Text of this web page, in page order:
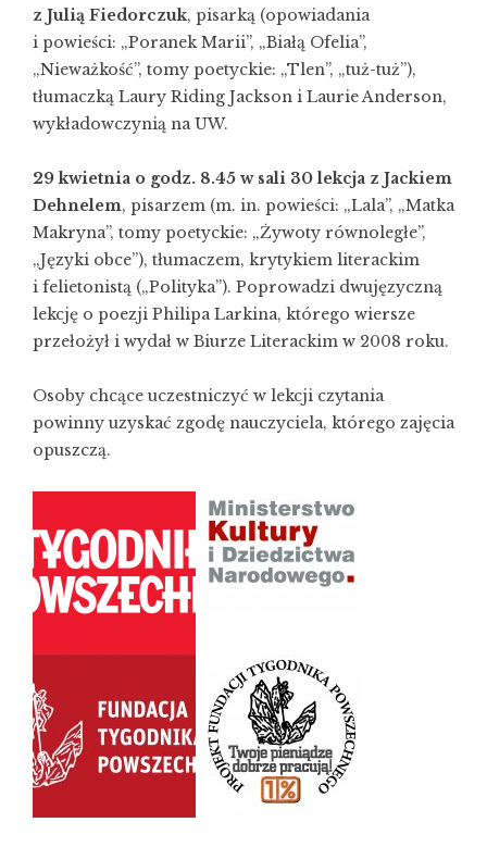
z Julią Fiedorczuk, pisarką (opowiadania
i powieści: „Poranek Marii”, „Białą Ofelia”,
„Nieważkość”, tomy poetyckie: „Tlen”, „tuż-tuż”),
tłumaczką Laury Riding Jackson i Laurie Anderson,
wykładowczynią na UW.
29 kwietnia o godz. 8.45 w sali 30 lekcja z Jackiem
Dehnelem, pisarzem (m. in. powieści: „Lala”, „Matka
Makryna”, tomy poetyckie: „Żywoty równoległe”,
„Języki obce”), tłumaczem, krytykiem literackim
i felietonistą („Polityka”). Poprowadzi dwujęzyczną
lekcję o poezji Philipa Larkina, którego wiersze
przełożył i wydał w Biurze Literackim w 2008 roku.
Osoby chcące uczestniczyć w lekcji czytania
powinny uzyskać zgodę nauczyciela, którego zajęcia
opuszczą.